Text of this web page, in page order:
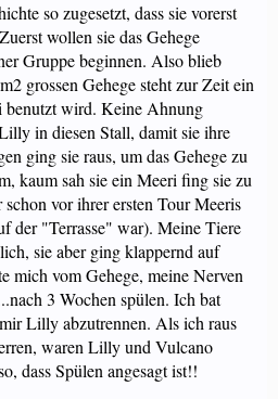
so zugesetzt, dass sie vorerst
wollen sie das Gehege
Gruppe beginnen. Also blieb
grossen Gehege steht zur Zeit ein
benutzt wird. Keine Ahnung
in diesen Stall, damit sie ihre
ging sie raus, um das Gehege zu
kaum sah sie ein Meeri fing sie zu
vor ihrer ersten Tour Meeris
der "Terrasse" war). Meine Tiere
sie aber ging klappernd auf
mich vom Gehege, meine Nerven
3 Wochen spülen. Ich bat
Lilly abzutrennen. Als ich raus
waren Lilly und Vulcano
dass Spülen angesagt ist!!